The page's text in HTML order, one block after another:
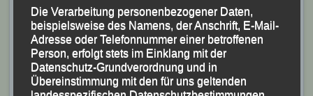
Passau), 2. Timo Schweiger, 3. Tobias Jancovic
(beide LAC Passau);
Schüler M 09 (350 m):1. Max Geißinger (DJK
Laufwölfe Fürsteneck), 2. Georg Hirtreiter (LG Passau),
3. David Zizka (TSV Simbach);
Die Verarbeitung personenbezogener Daten,
beispielsweise des Namens, der Anschrift, E-Mail-
Adresse oder Telefonnummer einer betroffenen
Person, erfolgt stets im Einklang mit der
Datenschutz-Grundverordnung und in
Übereinstimmung mit den für uns geltenden